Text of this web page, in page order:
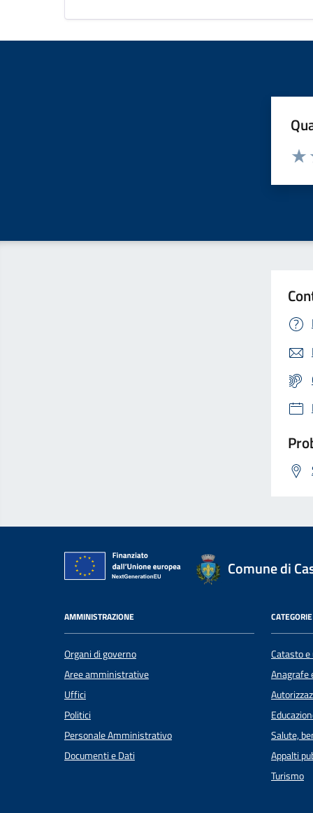
Comune di
AMMINISTRAZIONE
Organi di governo
Aree amministrative
Uffici
Politici
Personale Amministrativo
Documenti e Dati
Catasto
Anagrafe
Salute,
Appalti
Turismo